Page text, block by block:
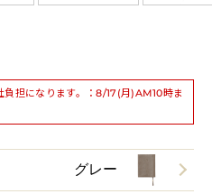
担になります。：8/17(月)AM10時ま
グレー